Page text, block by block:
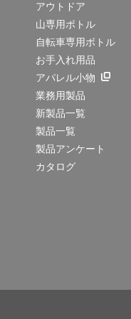
アウトドア
山専用ボトル
自転車専用ボトル
お手入れ用品
アパレル小物
業務用製品
新製品一覧
製品一覧
製品アンケート
カタログ